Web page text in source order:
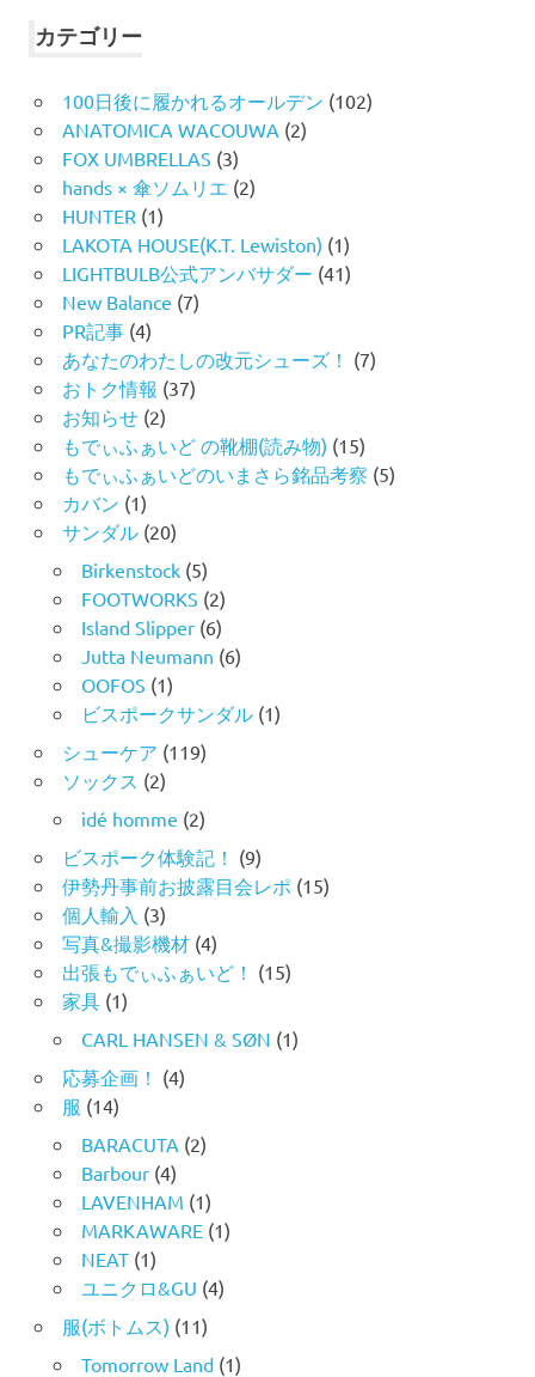
カテゴリー
100日後に履かれるオールデン (102)
ANATOMICA WACOUWA (2)
FOX UMBRELLAS (3)
hands × 傘ソムリエ (2)
HUNTER (1)
LAKOTA HOUSE(K.T. Lewiston) (1)
LIGHTBULB公式アンバサダー (41)
New Balance (7)
PR記事(4)
あなたのわたしの改元シューズ！ (7)
おトク情報 (37)
お知らせ(2)
もでぃふぁいど の靴棚(読み物) (15)
もでぃふぁいどのいまさら銘品考察 (5)
カバン (1)
サンダル(20)
Birkenstock(5)
FOOTWORKS (2)
Island Slipper(6)
Jutta Neumann (6)
OOFOS (1)
ビスポークサンダル(1)
シューケア (119)
ソックス (2)
idé homme (2)
ビスポーク体験記！ (9)
伊勢丹事前お披露目会レポ (15)
個人輸入 (3)
写真&撮影機材(4)
出張もでぃふぁいど！ (15)
家具(1)
CARL HANSEN & SØN (1)
応募企画！ (4)
服 (14)
BARACUTA (2)
Barbour(4)
LAVENHAM (1)
MARKAWARE(1)
NEAT(1)
ユニクロ&GU (4)
服(ボトムス) (11)
Tomorrow Land(1)